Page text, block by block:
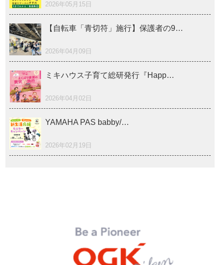
2026年05月15日
【自転車「青切符」施行】保護者の9…
2026年04月09日
ミキハウス子育て総研発行『Happ…
2026年04月02日
YAMAHA PAS babby/…
2026年02月19日